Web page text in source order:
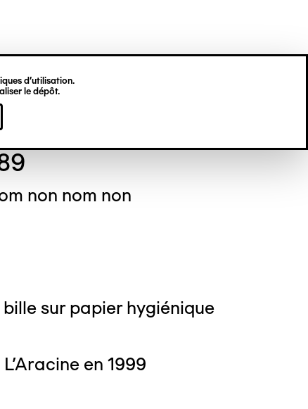
d’utilisation.
le dépôt.
HU
non nom non
bille sur papier hygiénique
en 1999